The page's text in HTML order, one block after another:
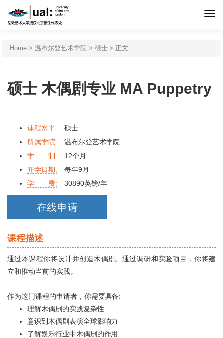
首页
北京预科
新闻活动
关于我们
Home > 温布尔登艺术学院 > 硕士 > 正文
硕士 木偶剧专业 MA Puppetry
课程水平: 硕士
所属学院: 温布尔登艺术学院
学 制: 12个月
开学日期: 每年9月
学 费: 30890英镑/年
在线申请
课程描述
通过本课程你将设计并创造木偶剧。通过调研和实验项目，你将建
立和推动当前的实践。
作为这门课程的申请者，你需要具备:
理解木偶剧的实践复杂性
意识到木偶剧表演全球影响力
了解娱乐行业中木偶剧的作用